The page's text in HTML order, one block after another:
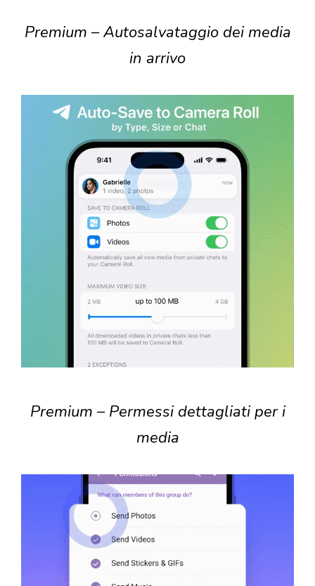
Premium – Autosalvataggio dei media
in arrivo
Premium – Permessi dettagliati per i
media